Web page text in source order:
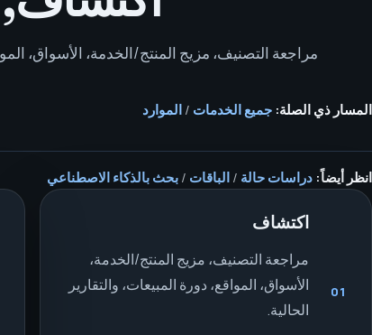
مراجعة التصنيف، مزيج المنتج/الخدمة، الأسواق،
المسار ذي الصلة: جميع الخدمات / الموارد
انظر أيضاً: دراسات حالة / الباقات / بحث بالذكاء الاصطناعي
01
اكتشاف
مراجعة التصنيف، مزيج المنتج/الخدمة،
الأسواق، المواقع، دورة المبيعات، والتقارير
الحالية.